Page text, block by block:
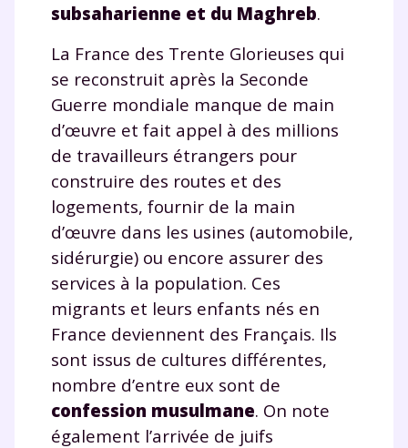
subsaharienne et du Maghreb.
La France des Trente Glorieuses qui
se reconstruit après la Seconde
Guerre mondiale manque de main
d’œuvre et fait appel à des millions
de travailleurs étrangers pour
construire des routes et des
logements, fournir de la main
d’œuvre dans les usines (automobile,
sidérurgie) ou encore assurer des
services à la population. Ces
migrants et leurs enfants nés en
France deviennent des Français. Ils
sont issus de cultures différentes,
nombre d’entre eux sont de
confession musulmane. On note
également l’arrivée de juifs
Envie de progresser